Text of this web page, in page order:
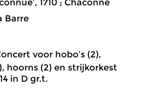
1710 ; Chaconne
Barre
voor hobo’s (2),
hoorns (2) en strijkorkest
in D gr.t.